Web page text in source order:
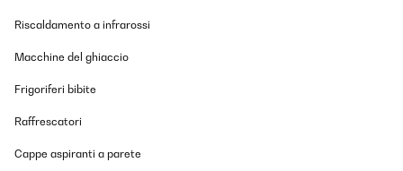
Riscaldamento a infrarossi
Macchine del ghiaccio
Frigoriferi bibite
Raffrescatori
Cappe aspiranti a parete